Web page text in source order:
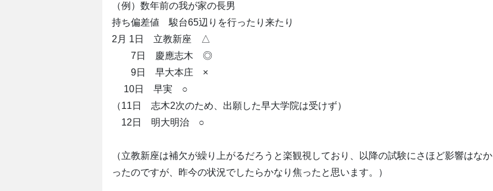
（例）数年前の我が家の長男
持ち偏差値 駿台65辺りを行ったり来たり
2月 1日 立教新座 △
7日 慶應志木 ◎
9日 早大本庄 ×
10日 早実 ○
（11日 志木2次のため、出願した早大学院は受けず）
12日 明大明治 ○
（立教新座は補欠が繰り上がるだろうと楽観視しており、以降の試験にさほど影響はなか
ったのですが、昨今の状況でしたらかなり焦ったと思います。）